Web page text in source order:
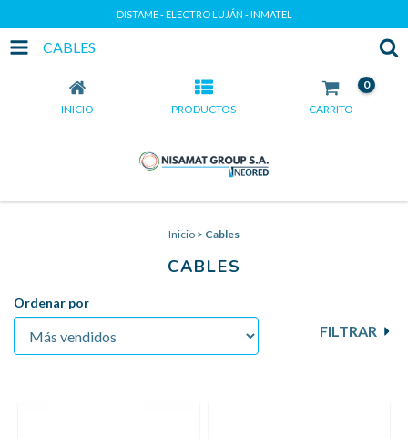
DISTAME - ELECTRO LUJÁN - INMATEL
CABLES
INICIO PRODUCTOS CARRITO
0
Inicio > Cables
CABLES
Ordenar por
FILTRAR